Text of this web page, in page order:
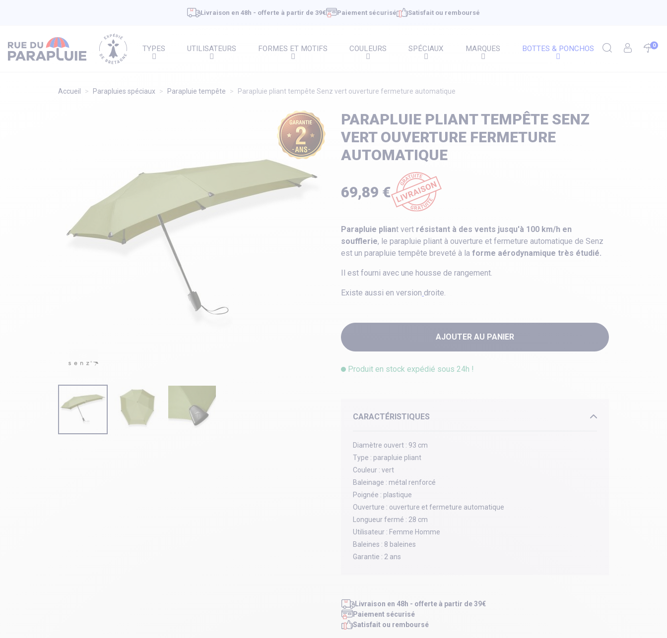
Livraison en 48h - offerte à partir de 39€ Paiement sécurisé Satisfait ou remboursé
0
TYPES UTILISATEURS FORMES ET MOTIFS COULEURS SPÉCIAUX MARQUES BOTTES & PONCHOS
Accueil Parapluies spéciaux Parapluie tempête Parapluie pliant tempête Senz vert ouverture fermeture automatique
PARAPLUIE PLIANT TEMPÊTE SENZ
VERT OUVERTURE FERMETURE
AUTOMATIQUE
69,89 €
Parapluie pliant vert résistant à des vents jusqu'à 100 km/h en
soufflerie, le parapluie pliant à ouverture et fermeture automatique de Senz
est un parapluie tempête breveté à la forme aérodynamique très étudié.
Il est fourni avec une housse de rangement.
Existe aussi en version droite.
AJOUTER AU PANIER
Produit en stock expédié sous 24h !
CARACTÉRISTIQUES
Diamètre ouvert : 93 cm
Type : parapluie pliant
Couleur : vert
Baleinage : métal renforcé
Poignée : plastique
Ouverture : ouverture et fermeture automatique
Longueur fermé : 28 cm
Utilisateur : Femme Homme
Baleines : 8 baleines
Garantie : 2 ans
Livraison en 48h - offerte à partir de 39€
Paiement sécurisé
Satisfait ou remboursé